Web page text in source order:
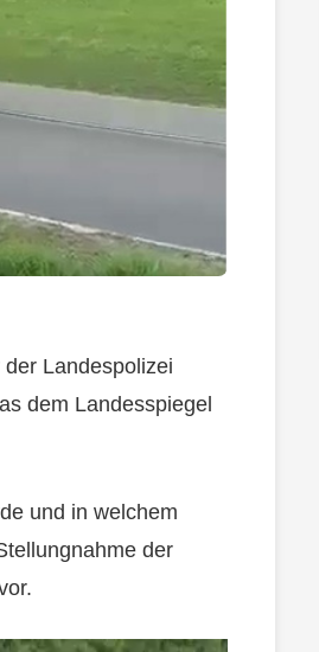
Landespolizei
dem Landesspiegel
und in welchem
der